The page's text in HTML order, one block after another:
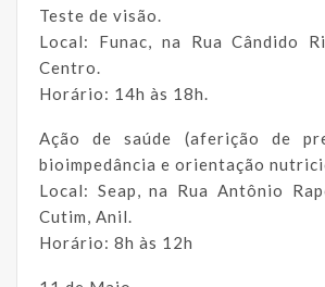
Teste de visão.
Local: Funac, na Rua Cândido
Centro.
Horário: 14h às 18h.
Ação de saúde (aferição de
bioimpedância e orientação
Local: Seap, na Rua Antônio
Cutim, Anil.
Horário: 8h às 12h